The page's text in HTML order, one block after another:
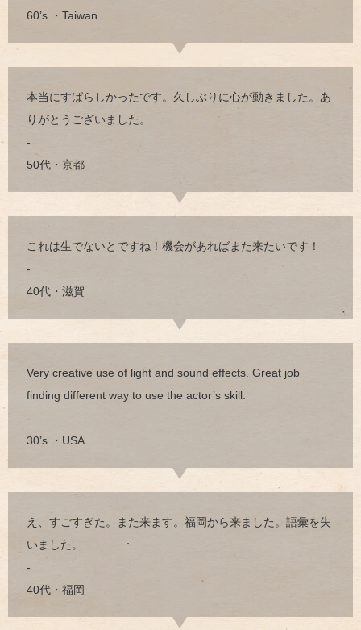
60’s ・Taiwan
本当にすばらしかったです。久しぶりに心が動きました。あ
りがとうございました。
-
50代・京都
これは生でないとですね！機会があればまた来たいです！
-
40代・滋賀
Very creative use of light and sound effects. Great job
finding different way to use the actor’s skill.
-
30’s ・USA
え、すごすぎた。また来ます。福岡から来ました。語彙を失
いました。
-
40代・福岡